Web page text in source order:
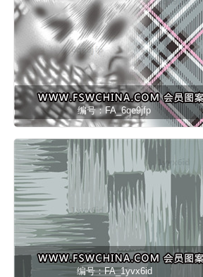
编号：FA_6qe9jfp
编号：FA_1yvx6id